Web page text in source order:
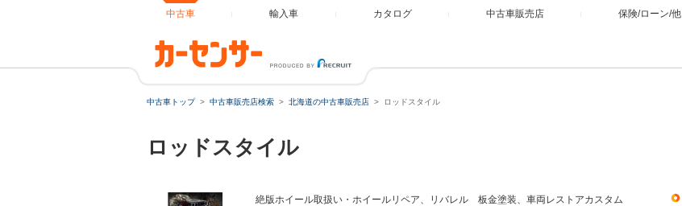
中古車 輸入車 カタログ 中古車販売店 保険/ローン/他
中古車トップ 中古車販売店検索 北海道の中古車販売店 ロッドスタイル
ロッドスタイル
絶版ホイール取扱い・ホイールリペア、リバレル 板金塗装、車両レストアカスタム